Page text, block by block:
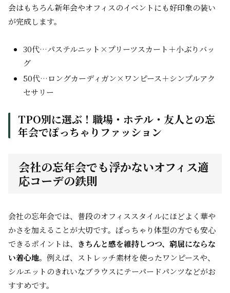
会はもちろん新年会やオフィスのイベントにも好印象の装い
が完成します。
30代…パステルニット×プリーツスカート＋小ぶりバッ
グ
50代…ロングカーディガン×ワンピース＋シンプルアク
セサリー
TPO別に選ぶ！職場・ホテル・友人との忘
年会でぽっちゃりファッション
会社の忘年会でも浮かないオフィス適
応コーデの鉄則
会社の忘年会では、普段のオフィススタイルにほどよく華や
かさを加えることが大切です。ぽっちゃり体型の方でも安心
できるポイントは、 きちんと感を維持しつつ、窮屈にならな
い着心地。例えば、ストレッチ素材を使ったワンピースや、
シルエットのきれいなブラウスにテーパードパンツなどがお
すすめです。